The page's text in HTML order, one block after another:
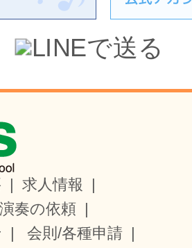
| 求人情報
|
奏の依頼 |
| 会則/各種申請 |